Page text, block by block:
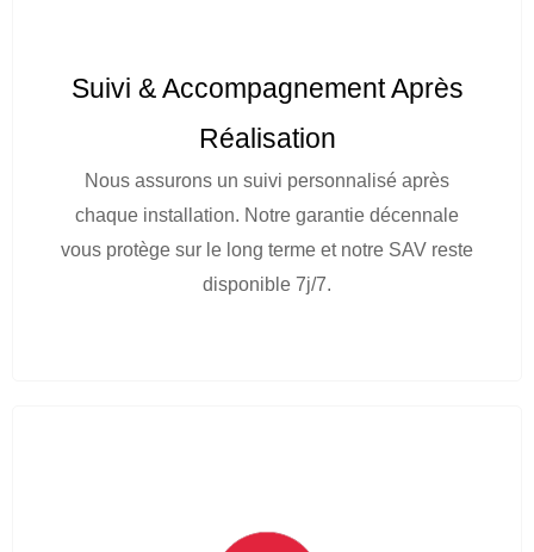
Suivi & Accompagnement Après
Réalisation
Nous assurons un suivi personnalisé après
chaque installation. Notre garantie décennale
vous protège sur le long terme et notre SAV reste
disponible 7j/7.